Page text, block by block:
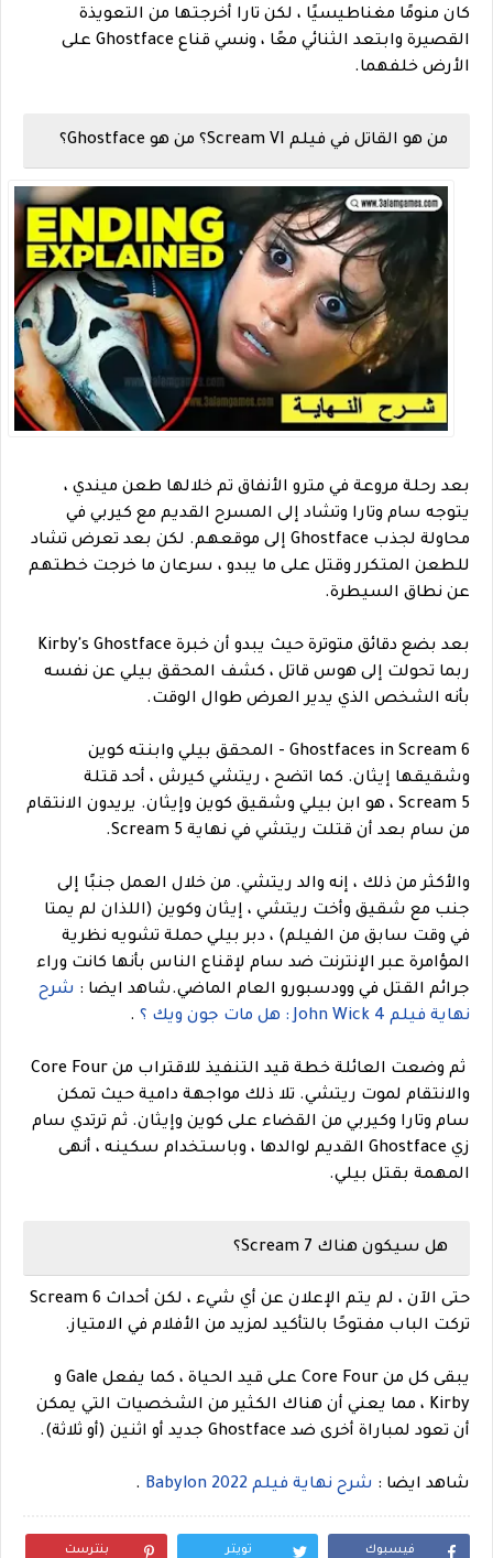
كان منومًا مغناطيسيًا ، لكن تارا أخرجتها من التعويذة
القصيرة وابتعد الثنائي معًا ، ونسي قناع Ghostface على
الأرض خلفهما.
من هو القاتل في فيلم Scream VI؟ من هو Ghostface؟
بعد رحلة مروعة في مترو الأنفاق تم خلالها طعن ميندي ،
يتوجه سام وتارا وتشاد إلى المسرح القديم مع كيربي في
محاولة لجذب Ghostface إلى موقعهم. لكن بعد تعرض تشاد
للطعن المتكرر وقتل على ما يبدو ، سرعان ما خرجت خطتهم
عن نطاق السيطرة.
بعد بضع دقائق متوترة حيث يبدو أن خبرة Kirby's Ghostface
ربما تحولت إلى هوس قاتل ، كشف المحقق بيلي عن نفسه
بأنه الشخص الذي يدير العرض طوال الوقت.
Ghostfaces in Scream 6 - المحقق بيلي وابنته كوين
وشقيقها إيثان. كما اتضح ، ريتشي كيرش ، أحد قتلة
Scream 5 ، هو ابن بيلي وشقيق كوين وإيثان. يريدون الانتقام
من سام بعد أن قتلت ريتشي في نهاية Scream 5.
والأكثر من ذلك ، إنه والد ريتشي. من خلال العمل جنبًا إلى
جنب مع شقيق وأخت ريتشي ، إيثان وكوين (اللذان لم يمتا
في وقت سابق من الفيلم) ، دبر بيلي حملة تشويه نظرية
المؤامرة عبر الإنترنت ضد سام لإقناع الناس بأنها كانت وراء
جرائم القتل في وودسبورو العام الماضي.شاهد ايضا : شرح
نهاية فيلم John Wick 4 : هل مات جون ويك ؟
.
ثم وضعت العائلة خطة قيد التنفيذ للاقتراب من Core Four
والانتقام لموت ريتشي. تلا ذلك مواجهة دامية حيث تمكن
سام وتارا وكيربي من القضاء على كوين وإيثان. ثم ترتدي سام
زي Ghostface القديم لوالدها ، وباستخدام سكينه ، أنهى
المهمة بقتل بيلي.
هل سيكون هناك Scream 7؟
حتى الآن ، لم يتم الإعلان عن أي شيء ، لكن أحداث Scream 6
تركت الباب مفتوحًا بالتأكيد لمزيد من الأفلام في الامتياز.
يبقى كل من Core Four على قيد الحياة ، كما يفعل Gale و
Kirby ، مما يعني أن هناك الكثير من الشخصيات التي يمكن
أن تعود لمباراة أخرى ضد Ghostface جديد أو اثنين (أو ثلاثة).
شاهد ايضا : شرح نهاية فيلم Babylon 2022 .
فيسبوك تويتر بنترست